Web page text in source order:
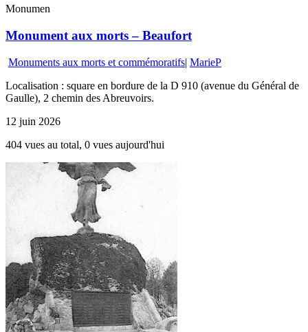
Monumen
Monument aux morts – Beaufort
Monuments aux morts et commémoratifs| MarieP
Localisation : square en bordure de la D 910 (avenue du Général de
Gaulle), 2 chemin des Abreuvoirs.
12 juin 2026
404 vues au total, 0 vues aujourd'hui